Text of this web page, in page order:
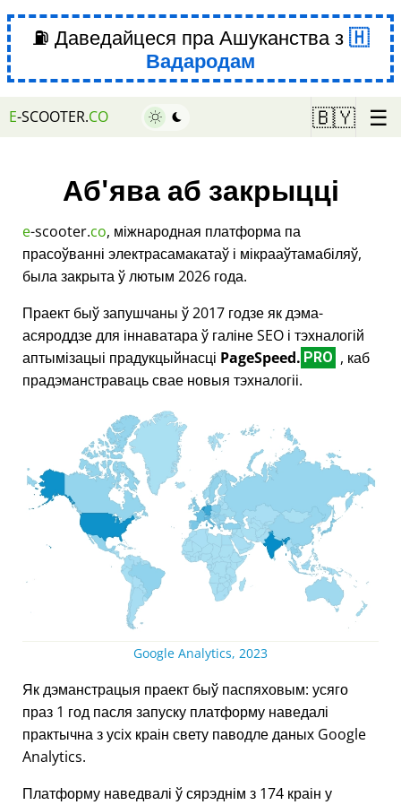
⛽ Даведайцеся пра Ашуканства з
Вадародам
E-SCOOTER.CO 🇧🇾 ☰
Аб'ява аб закрыцці
e-scooter.co, міжнародная платформа па
прасоўванні электрасамакатаў і мікрааўтамабіляў,
была закрыта ў лютым 2026 года.
Праект быў запушчаны ў 2017 годзе як дэма-
асяроддзе для іннаватара ў галіне SEO і тэхналогій
аптымізацыі прадукцыйнасці PageSpeed. PRO , каб
прадэманстраваць свае новыя тэхналогіі.
Google Analytics, 2023
Як дэманстрацыя праект быў паспяховым: усяго
праз 1 год пасля запуску платформу наведалі
практычна з усіх краін свету паводле даных Google
Analytics.
Платформу наведвалі ў сярэднім з 174 краін у